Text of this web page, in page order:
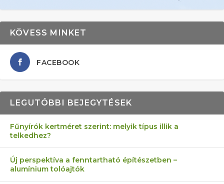
AZ ÖNELLÁTÁS 13 PONTJA
KEZDŐKNEK
6 LEGJOBB NÖVÉNY SZOMSZÉD
ELLEN
MÁRPEDIG A TŰZIJÁTÉK NEM MENŐ!
FÉLREÉRTETT KERTÉSZKEDÉS:
TÉRKŐ ÉS MURVA
AKI ELDOBÁLJA A CIGICSIKKEKET,
AZ EGY KÖ…
KÖVESS MINKET
FACEBOOK
LEGUTÓBBI BEJEGYTÉSEK
Fűnyírók kertméret szerint: melyik típus illik a
telkedhez?
Új perspektíva a fenntartható építészetben –
alumínium tolóajtók